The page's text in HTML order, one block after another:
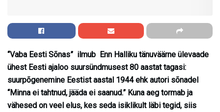
“Vaba Eesti Sõnas” ilmub Enn Halliku tänuväärne ülevaade
ühest Eesti ajaloo suursündmusest 80 aastat tagasi:
suurpõgenemine Eestist aastal 1944 ehk autori sõnadel
“Minna ei tahtnud, jääda ei saanud.” Kuna aeg tormab ja
vähesed on veel elus, kes seda isiklikult läbi tegid, siis